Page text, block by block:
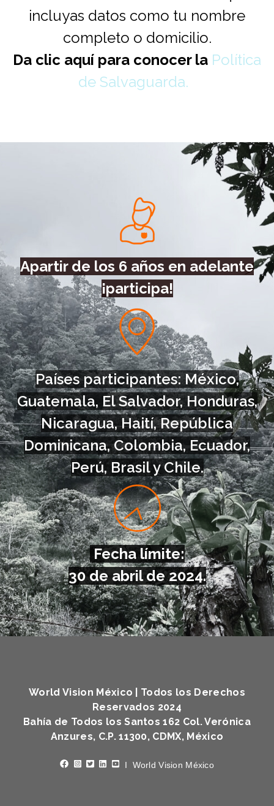
incluyas datos como tu nombre
completo o domicilio.
Da clic aquí para conocer la Política
de Salvaguarda.
Apartir de los 6 años en adelante
¡participa!
Países participantes: México,
Guatemala, El Salvador, Honduras,
Nicaragua, Haití, República
Dominicana, Colombia, Ecuador,
Perú, Brasil y Chile.
Fecha límite:
30 de abril de 2024.
World Vision México | Todos los Derechos
Reservados 2024
Bahía de Todos los Santos 162 Col. Verónica
Anzures, C.P. 11300, CDMX, México
I World Vision México